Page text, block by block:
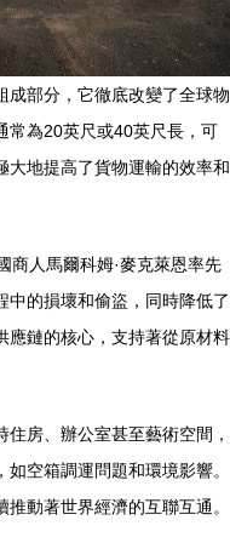
成部分，它徹底改變了全球物
常為20英尺或40英尺長，可
大地提高了貨物運輸的效率和
商人馬爾科姆·麥克萊恩率先
中的損壞和偷盜，同時降低了
應鏈的核心，支持著從原材料
房、辦公室甚至藝術空間，
空箱調運問題和環境影響。
動著世界經濟的互聯互通。